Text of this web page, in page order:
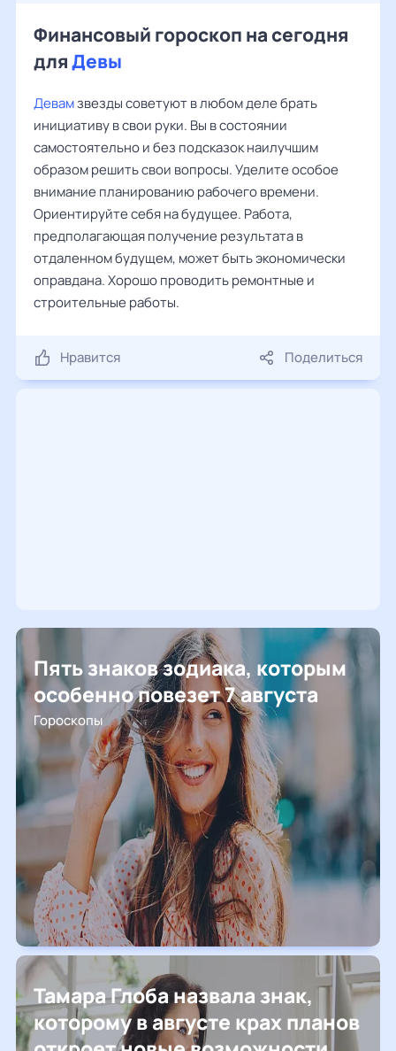
Финансовый гороскоп на сегодня
дляДевы
Девамзвезды советуют в любом деле брать
инициативу в свои руки. Вы в состоянии
самостоятельно и без подсказок наилучшим
образом решить свои вопросы. Уделите особое
внимание планированию рабочего времени.
Ориентируйте себя на будущее. Работа,
предполагающая получение результата в
отдаленном будущем, может быть экономически
оправдана. Хорошо проводить ремонтные и
строительные работы.
Нравится Поделиться
Пять знаков зодиака, которым
особенно повезет 7 августа
Гороскопы
Тамара Глоба назвала знак,
которому в августе крах планов